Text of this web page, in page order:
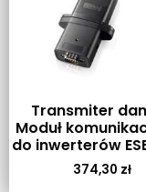
Transmiter
Moduł
do inwerterów
374,30 zł